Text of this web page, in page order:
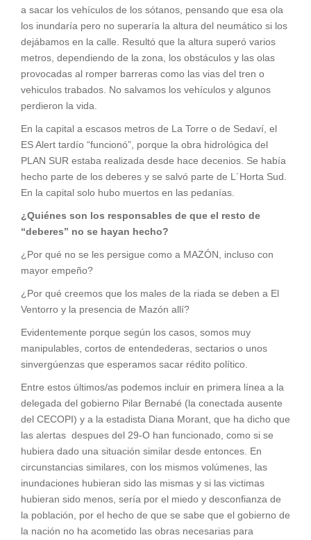
a sacar los vehículos de los sótanos, pensando que esa ola
los inundaría pero no superaría la altura del neumático si los
dejábamos en la calle. Resultó que la altura superó varios
metros, dependiendo de la zona, los obstáculos y las olas
provocadas al romper barreras como las vias del tren o
vehiculos trabados. No salvamos los vehículos y algunos
perdieron la vida.
En la capital a escasos metros de La Torre o de Sedaví, el
ES Alert tardío “funcionó”, porque la obra hidrológica del
PLAN SUR estaba realizada desde hace decenios. Se había
hecho parte de los deberes y se salvó parte de L´Horta Sud.
En la capital solo hubo muertos en las pedanías.
¿Quiénes son los responsables de que el resto de
“deberes” no se hayan hecho?
¿Por qué no se les persigue como a MAZÓN, incluso con
mayor empeño?
¿Por qué creemos que los males de la riada se deben a El
Ventorro y la presencia de Mazón allí?
Evidentemente porque según los casos, somos muy
manipulables, cortos de entendederas, sectarios o unos
sinvergúenzas que esperamos sacar rédito político.
Entre estos últimos/as podemos incluir en primera línea a la
delegada del gobierno Pilar Bernabé (la conectada ausente
del CECOPI) y a la estadista Diana Morant, que ha dicho que
las alertas despues del 29-O han funcionado, como si se
hubiera dado una situación similar desde entonces. En
circunstancias similares, con los mismos volúmenes, las
inundaciones hubieran sido las mismas y si las victimas
hubieran sido menos, sería por el miedo y desconfianza de
la población, por el hecho de que se sabe que el gobierno de
la nación no ha acometido las obras necesarias para